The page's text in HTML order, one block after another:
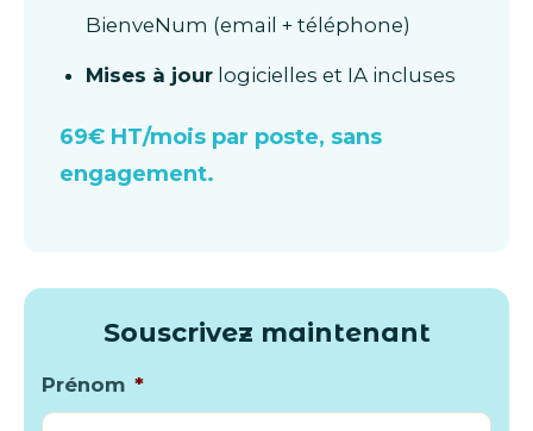
BienveNum (email + téléphone)
Mises à jourlogicielles et IA incluses
69€ HT/mois par poste, sans
engagement.
Souscrivez maintenant
Prénom *